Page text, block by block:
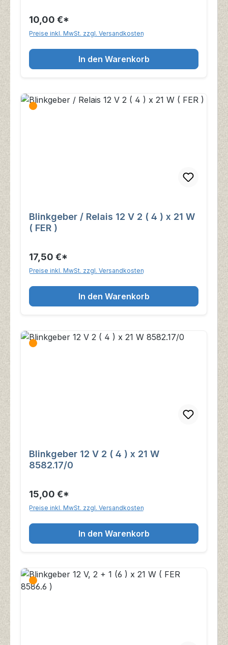
10,00 €*
Preise inkl. MwSt. zzgl. Versandkosten
In den Warenkorb
Blinkgeber / Relais 12 V 2 ( 4 ) x 21 W
( FER )
17,50 €*
Preise inkl. MwSt. zzgl. Versandkosten
In den Warenkorb
Blinkgeber 12 V 2 ( 4 ) x 21 W
8582.17/0
15,00 €*
Preise inkl. MwSt. zzgl. Versandkosten
In den Warenkorb